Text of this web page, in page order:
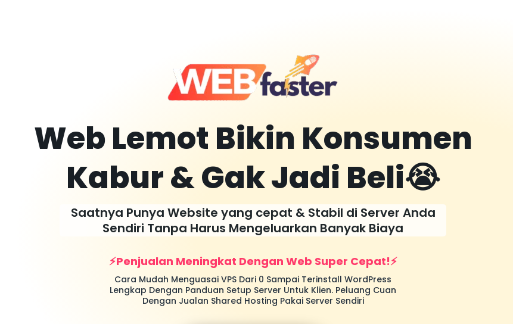
Web Lemot Bikin Konsumen
Kabur & Gak Jadi Beli😭
Saatnya Punya Website yang cepat & Stabil di Server Anda
Sendiri Tanpa Harus Mengeluarkan Banyak Biaya
⚡️Penjualan Meningkat Dengan Web Super Cepat!⚡️
Cara Mudah Menguasai VPS Dari 0 Sampai Terinstall WordPress
Lengkap Dengan Panduan Setup Server Untuk Klien. Peluang Cuan
Dengan Jualan Shared Hosting Pakai Server Sendiri